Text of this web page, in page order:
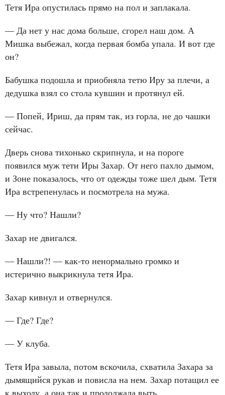
Тетя Ира опустилась прямо на пол и заплакала.
— Да нет у нас дома больше, сгорел наш дом. А
Мишка выбежал, когда первая бомба упала. И вот где
он?
Бабушка подошла и приобняла тетю Иру за плечи, а
дедушка взял со стола кувшин и протянул ей.
— Попей, Ириш, да прям так, из горла, не до чашки
сейчас.
Дверь снова тихонько скрипнула, и на пороге
появился муж тети Иры Захар. От него пахло дымом,
и Зоне показалось, что от одежды тоже шел дым. Тетя
Ира встрепенулась и посмотрела на мужа.
— Ну что? Нашли?
Захар не двигался.
— Нашли?! — как‑то ненормально громко и
истерично выкрикнула тетя Ира.
Захар кивнул и отвернулся.
— Где? Где?
— У клуба.
Тетя Ира завыла, потом вскочила, схватила Захара за
дымящийся рукав и повисла на нем. Захар потащил ее
к выходу, а она так и продолжала выть.